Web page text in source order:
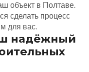
объект в Полтаве.
сделать процесс
для вас.
надёжный